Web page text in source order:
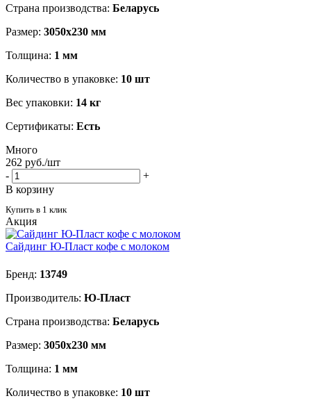
Страна производства: Беларусь
Размер: 3050х230 мм
Толщина: 1 мм
Количество в упаковке: 10 шт
Вес упаковки: 14 кг
Сертификаты: Есть
Много
262 руб./шт
-
+
В корзину
Купить в 1 клик
Акция
Сайдинг Ю-Пласт кофе с молоком
Бренд: 13749
Производитель: Ю-Пласт
Страна производства: Беларусь
Размер: 3050х230 мм
Толщина: 1 мм
Количество в упаковке: 10 шт